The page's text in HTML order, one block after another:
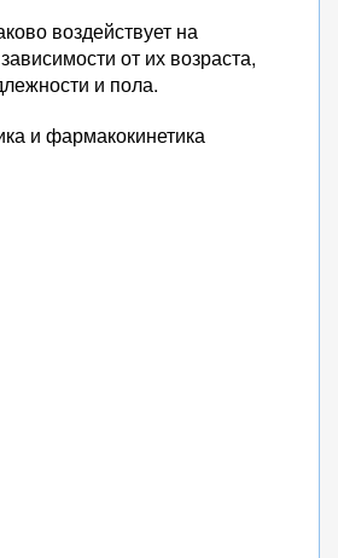
воздействует на
от их возраста,
и пола.
и фармакокинетика